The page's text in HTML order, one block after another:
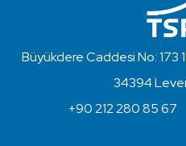
Büyükdere Caddesi No: 173
34394
+90 212 280 85 67